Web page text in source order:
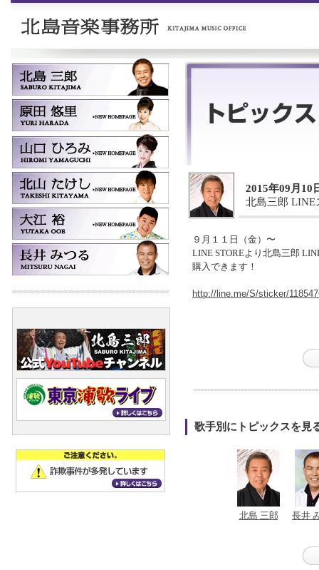
2015年09月10
北島三郎 LINE
９月１１日（金）〜
LINE STOREより北島三郎
購入できます！
http://line.me/S/sticker/
歌手別にトピックスを見
北島 三郎 長井